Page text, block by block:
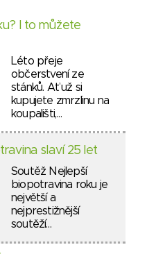
I to můžete
Léto přeje
občerstvení ze
stánků. Ať už si
kupujete zmrzlinu na
koupališti,…
slaví 25 let
Soutěž Nejlepší
biopotravina roku je
největší a
nejprestižnější
soutěží…